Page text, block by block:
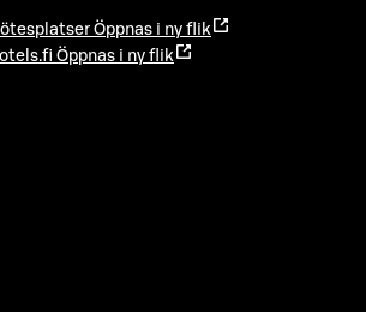
Öppnas i ny flik
Öppnas i ny flik